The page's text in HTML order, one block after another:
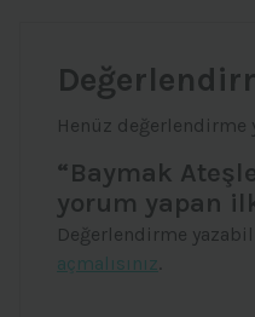
Henüz değerlendirme
“Baymak
yorum yapan
Değerlendirme
açmalısınız